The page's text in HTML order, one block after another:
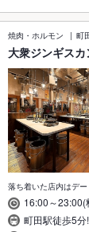
焼肉・ホルモン 町
大衆ジンギス
落ち着いた店内はデ
16:00～23:00(
町田駅徒歩5分!